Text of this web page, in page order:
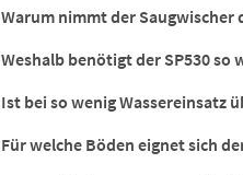
Warum nimmt der Saugwischer
Weshalb benötigt der SP530 so
Ist bei so wenig Wassereinsatz
Für welche Böden eignet sich